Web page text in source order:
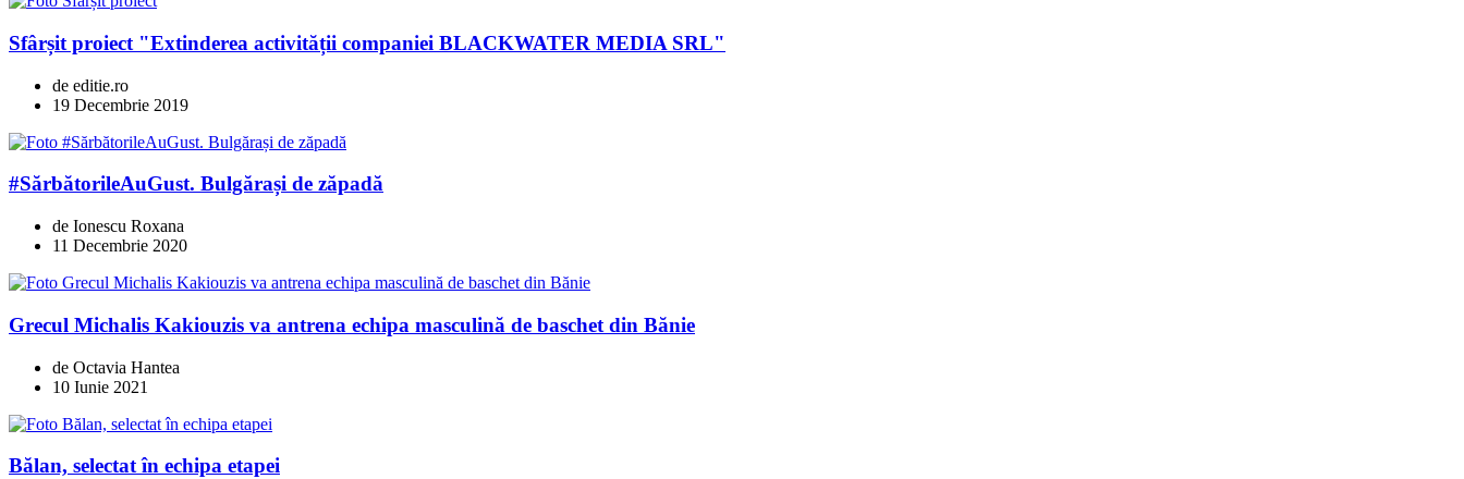
Sfârșit proiect "Extinderea activității companiei BLACKWATER MEDIA SRL"
de editie.ro
19 Decembrie 2019
#SărbătorileAuGust. Bulgărași de zăpadă
de Ionescu Roxana
11 Decembrie 2020
Grecul Michalis Kakiouzis va antrena echipa masculină de baschet din Bănie
de Octavia Hantea
10 Iunie 2021
Bălan, selectat în echipa etapei